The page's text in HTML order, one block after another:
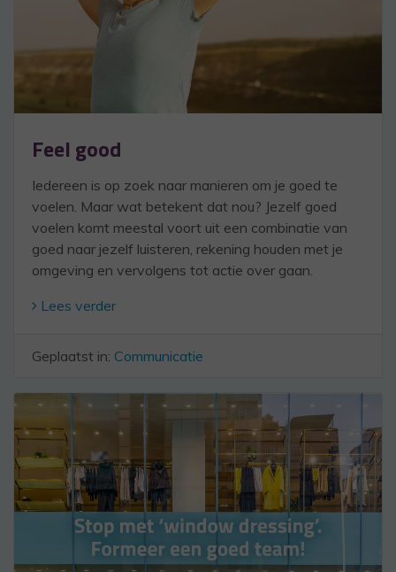
Feel good
Iedereen is op zoek naar manieren om je goed te
voelen. Maar wat betekent dat nou? Jezelf goed
voelen komt meestal voort uit een combinatie van
goed naar jezelf luisteren, rekening houden met je
omgeving en vervolgens tot actie over gaan.
Lees verder
Geplaatst in: Communicatie